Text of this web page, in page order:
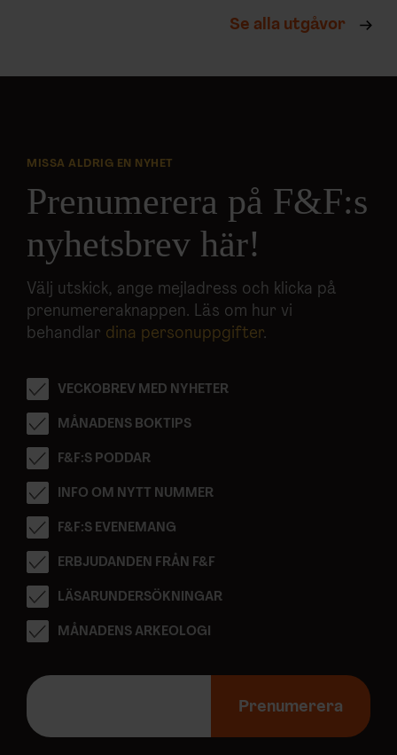
Se alla utgåvor
MISSA ALDRIG EN NYHET
Prenumerera på F&F:s
nyhetsbrev här!
Välj utskick, ange mejladress och klicka på
prenumereraknappen. Läs om hur vi
behandlar dina personuppgifter.
VECKOBREV MED NYHETER
MÅNADENS BOKTIPS
F&F:S PODDAR
INFO OM NYTT NUMMER
F&F:S EVENEMANG
ERBJUDANDEN FRÅN F&F
LÄSARUNDERSÖKNINGAR
MÅNADENS ARKEOLOGI
E
p
Prenumerera